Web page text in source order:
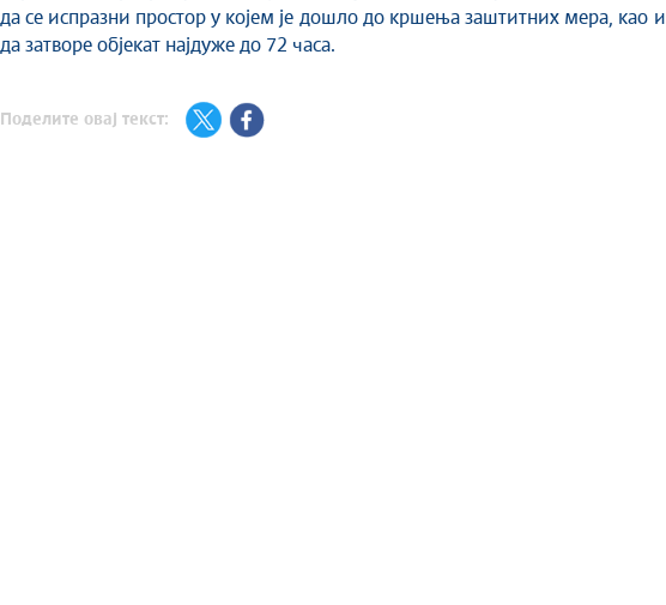
да се испразни простор у којем је дошло до кршења заштитних мера, као и
да затворе објекат најдуже до 72 часа.
Поделите овај текст: